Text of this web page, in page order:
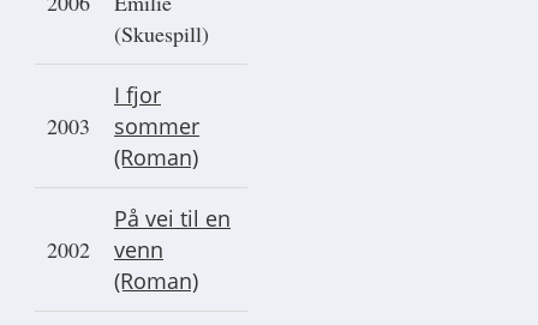
(Skuespill)
2003
I fjor
sommer
(Roman)
2002
På vei til en
venn
(Roman)